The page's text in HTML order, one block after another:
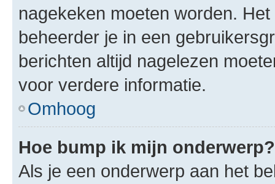
nagekeken moeten worden.
beheerder je in een
berichten altijd nagelezen
voor verdere informatie.
Omhoog
Hoe bump ik mijn onderwerp?
Als je een onderwerp aan het